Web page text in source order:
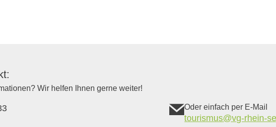
Wir helfen Ihnen gerne weiter!
Oder einfach per E-Mail
tourismus@vg-rhein-